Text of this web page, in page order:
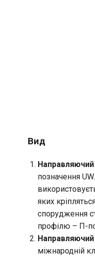
Вид
позначення
яких
спорудження
профілю – П-
міжнародній